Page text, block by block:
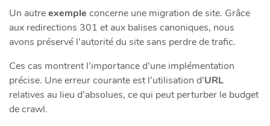
Un autreexemple concerne une migration de site. Grâce
aux redirections 301 et aux balises canoniques, nous
avons préservé l’autorité du site sans perdre de trafic.
Ces cas montrent l’importance d’une implémentation
précise. Une erreur courante est l’utilisation d’URL
relatives au lieu d’absolues, ce qui peut perturber le budget
de crawl.